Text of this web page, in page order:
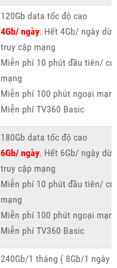
120Gb data tốc độ cao
4Gb/ ngày. Hết 4Gb/ ngày
truy cập mạng
Miễn phí 10 phút đầu tiên/
mạng
Miễn phí 100 phút ngoại
Miễn phí TV360 Basic
180Gb data tốc độ cao
6Gb/ ngày. Hết 6Gb/ ngày
truy cập mạng
Miễn phí 10 phút đầu tiên/
mạng
Miễn phí 100 phút ngoại
Miễn phí TV360 Basic
240Gb/1 tháng ( 8Gb/1 ngày )